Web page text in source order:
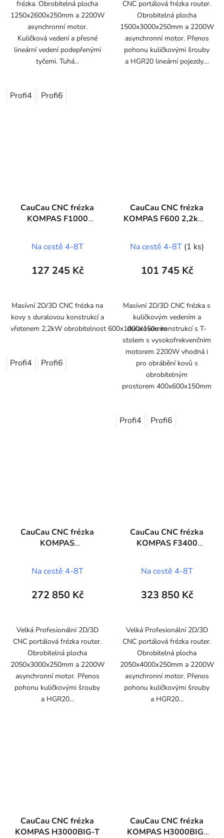
frézka. Obrobitelná plocha
1250x2600x250mm a 2200W
asynchronní motor.
Kuličková vedení a přesné
lineární vedení podepřenými
tyčemi. Tuhá...
Profi4 Profi6
CNC portálová frézka router.
Obrobitelná plocha
1500x3000x250mm a 2200W
asynchronní motor. Přenos
pohonu kuličkovými šrouby
a HGR20 lineární pojezdy....
CauCau CNC frézka
KOMPAS F1000
(600x1000x150mm)
Na cestě 4-8T
127 245 Kč
Masívní 2D/3D CNC frézka na
kovy s duralovou konstrukcí a
vřetenem 2,2kW obrobitelnost 600x1000x150mm
Profi4 Profi6
CauCau CNC frézka
KOMPAS F600 2,2kW-
(400x600x150mm)
Na cestě 4-8T (1 ks)
101 745 Kč
Masívní 2D/3D CNC frézka s
kuličkovým vedením a
duralovou konstrukcí s T-
stolem s vysokofrekvenčním
motorem 2200W vhodná i
pro obrábění kovů s
obrobitelným
prostorem 400x600x150mm
Profi4 Profi6
CauCau CNC frézka
KOMPAS
(2050x3000)
Na cestě 4-8T
272 850 Kč
Velká Profesionální 2D/3D
CNC portálová frézka router.
Obrobitelná plocha
2050x3000x250mm a 2200W
asynchronní motor. Přenos
pohonu kuličkovými šrouby
a HGR20...
CauCau CNC frézka
KOMPAS F3400
Na cestě 4-8T
323 850 Kč
Velká Profesionální 2D/3D
CNC portálová frézka router.
Obrobitelná plocha
2050x4000x250mm a 2200W
asynchronní motor. Přenos
pohonu kuličkovými šrouby
a HGR20...
CauCau CNC frézka
KOMPAS H3000BIG-T
CauCau CNC frézka
KOMPAS H3000BIG-